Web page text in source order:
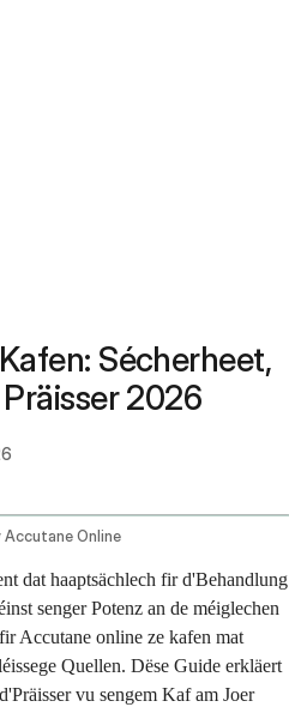
Sécherheet,
2026
Accutane Online
dat haaptsächlech fir d'Behandlung
senger Potenz an de méiglechen
Accutane online ze kafen mat
Quellen. Dëse Guide erkläert
vu sengem Kaf am Joer